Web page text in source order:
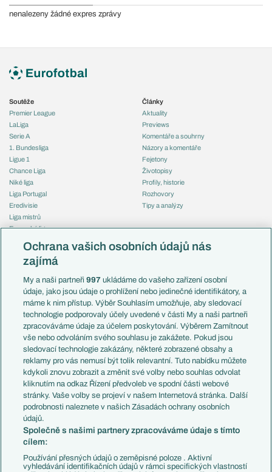
nenalezeny žádné expres zprávy
Soutěže
Premier League
LaLiga
Serie A
1. Bundesliga
Ligue 1
Chance Liga
Niké liga
Liga Portugal
Eredivisie
Liga mistrů
Evropská liga
Mistrovství světa
Liga národů
Témata
Představení týmů MS
EuroSkauting
PL v kostce
Evropské koeficienty
Přestupy
Přestupové spekulace
Zranění
Kluby
Arsenal FC
Chelsea FC
Manchester United
AC Milán
Juventus FC
Bayern Mnichov
Články
Aktuality
Previews
Komentáře a souhrny
Názory a komentáře
Fejetony
Životopisy
Profily, historie
Rozhovory
Tipy a analýzy
Česko
Francie
Itálie
Německo
Španělsko
Argentina
Brazílie
Přestupy
Zápasy
Livescore
Tipovací soutěž
Ochrana vašich osobních údajů nás
zajímá
My a naši partneři997 ukládáme do vašeho zařízení osobní
údaje, jako jsou údaje o prohlížení nebo jedinečné identifikátory, a
máme k nim přístup. Výběr Souhlasím umožňuje, aby sledovací
technologie podporovaly účely uvedené v části My a naši partneři
zpracováváme údaje za účelem poskytování. Výběrem Zamítnout
vše nebo odvoláním svého souhlasu je zakážete. Pokud jsou
sledovací technologie zakázány, některé zobrazené obsahy a
reklamy pro vás nemusí být tolik relevantní. Tuto nabídku můžete
kdykoli znovu zobrazit a změnit své volby nebo souhlas odvolat
kliknutím na odkaz Řízení předvoleb ve spodní části webové
stránky. Vaše volby se projeví v našem Internetová stránka. Další
podrobnosti naleznete v našich Zásadách ochrany osobních
údajů.
Společně s našimi partnery zpracováváme údaje s tímto
cílem:
Používání přesných údajů o zeměpisné poloze . Aktivní
vyhledávání identifikačních údajů v rámci specifických vlastností